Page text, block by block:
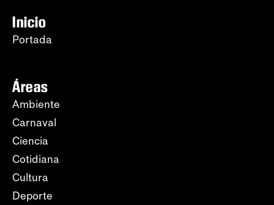
Inicio
Portada
Áreas
Ambiente
Carnaval
Ciencia
Cotidiana
Cultura
Deporte